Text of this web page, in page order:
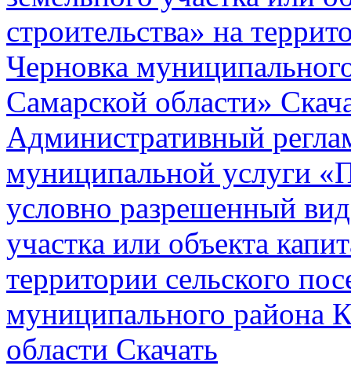
строительства» на
Черновка
Самарской области»
Административный
муниципальной услуги
условно разрешенный
участка или объекта
территории сельского
муниципального района
области Скачать